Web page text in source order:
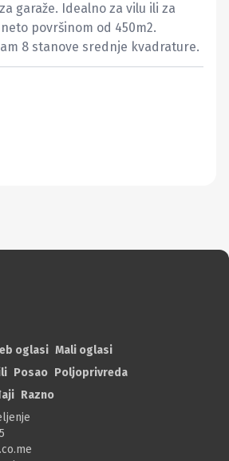
garaže. Idealno za vilu ili za
površinom od 450m2.
8 stanove srednje kvadrature.
oglasi Mali oglasi
Posao Poljoprivreda
Razno